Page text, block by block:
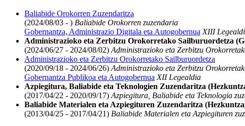
Baliabide Orokorren Zuzendaritza
(2024/08/03 - ) Baliabide Orokorren zuzendaria
Gobernantza, Administrazio Digitala eta Autogobernua XIII
Administrazioko eta Zerbitzu Orokorretako Sailburuordetza
(2024/06/27 - 2024/08/02) Administrazioko eta Zerbitzu
Administrazioko eta Zerbitzu Orokorretako Sailburuordetza
(2020/09/18 - 2024/06/26) Administrazioko eta Zerbitzu
Gobernantza Publikoa eta Autogobernua XII Legealdia
Azpiegitura, Baliabide eta Teknologien Zuzendaritza
(2017/04/22 - 2020/09/17) Azpiegitura, Baliabide eta Teknologia
Baliabide Materialen eta Azpiegituren Zuzendaritza
(2013/04/25 - 2017/04/21) Baliabide Materialen eta Azpiegituren